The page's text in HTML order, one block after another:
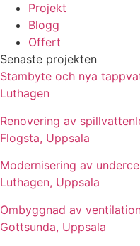
Projekt
Blogg
Offert
Senaste projekten
Stambyte och nya
Luthagen
Renovering av
Flogsta, Uppsala
Modernisering av
Luthagen, Uppsala
Ombyggnad av
Gottsunda, Uppsala